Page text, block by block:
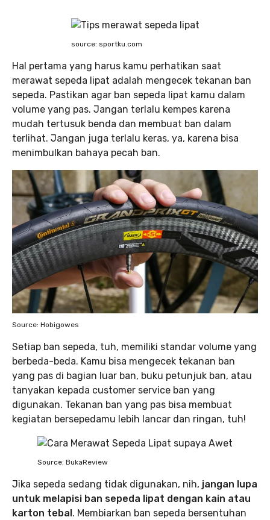
source: sportku.com
Hal pertama yang harus kamu perhatikan saat
merawat sepeda lipat adalah mengecek tekanan ban
sepeda. Pastikan agar ban sepeda lipat kamu dalam
volume yang pas. Jangan terlalu kempes karena
mudah tertusuk benda dan membuat ban dalam
terlihat. Jangan juga terlalu keras, ya, karena bisa
menimbulkan bahaya pecah ban.
Source: Hobigowes
Setiap ban sepeda, tuh, memiliki standar volume yang
berbeda-beda. Kamu bisa mengecek tekanan ban
yang pas di bagian luar ban, buku petunjuk ban, atau
tanyakan kepada customer service ban yang
digunakan. Tekanan ban yang pas bisa membuat
kegiatan bersepedamu lebih lancar dan ringan, tuh!
Source: BukaReview
Jika sepeda sedang tidak digunakan, nih, jangan lupa
untuk melapisi ban sepeda lipat dengan kain atau
karton tebal . Membiarkan ban sepeda bersentuhan